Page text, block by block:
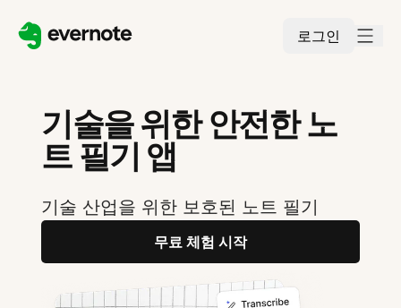
로그인
기술을 위한 안전한 노
트 필기 앱
기술 산업을 위한 보호된 노트 필기
무료 체험 시작